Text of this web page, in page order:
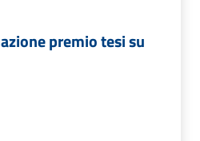
premio tesi su